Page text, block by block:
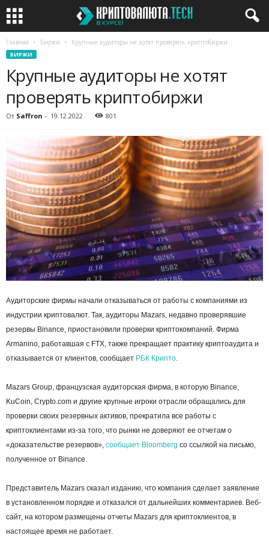
Главная Биржи Крупные аудиторы не хотят проверять криптобиржи
БИРЖИ
Крупные аудиторы не хотят
проверять криптобиржи
От Saffron - 19.12.2022 801
Аудиторские фирмы начали отказываться от работы с компаниями из
индустрии криптовалют. Так, аудиторы Mazars, недавно проверявшие
резервы Binance, приостановили проверки криптокомпаний. Фирма
Armanino, работавшая с FTX, также прекращает практику криптоаудита и
отказывается от клиентов, сообщает РБК Крипто
Mazars Group, французская аудиторская фирма, в которую Binance,
KuCoin, Crypto.cоm и другие крупные игроки отрасли обращались для
проверки своих резервных активов, прекратила все работы с
криптоклиентами из-за того, что рынки не доверяют ее отчетам о
«доказательстве резервов», сообщает Bloomberg со ссылкой на письмо,
полученное от Binance.
Представитель Mazars сказал изданию, что компания сделает заявление
в установленном порядке и отказался от дальнейших комментариев. Веб-
сайт, на котором размещены отчеты Mazars для криптоклиентов, в
настоящее время не работает.